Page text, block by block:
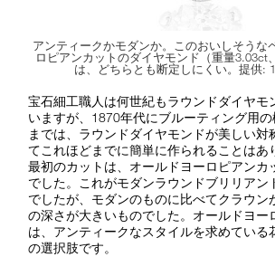
アンティークかモダンか。このおいしそうな
ロピアンカットのダイヤモンド（重量3.03ct
は、どちらとも断定しにくい。提供:
宝石細工職人は何世紀もラウンドダイヤモ
いますが、1870年代にブルーティング用
までは、ラウンドダイヤモンドが美しい対
てこれほどまでに簡単に作られることはあ
最初のカットは、オールドヨーロピアンカ
でした。これがモダンラウンドブリリアン
でしたが、モダンのものに比べてクラウン
の深さが大きいものでした。オールドヨー
は、アンティークなスタイルを求めている
の選択肢です。